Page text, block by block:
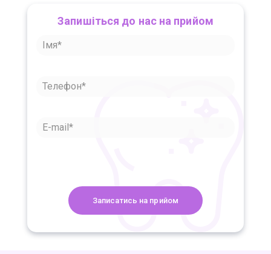
Запишіться до нас на прийом